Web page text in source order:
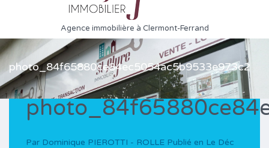
Agence immobilière à Clermont-Ferrand
photo_84f65880ce84ec5054ac5b9533e973c2
Par Dominique PIEROTTI - ROLLE Publié en Le Déc